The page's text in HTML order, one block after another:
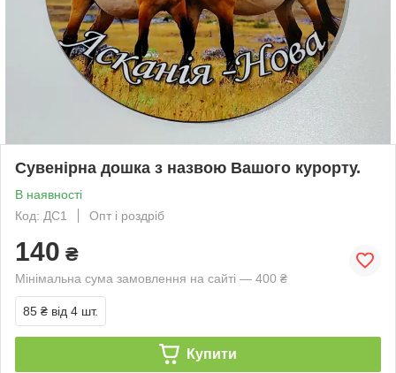
Сувенірна дошка з назвою Вашого курорту.
В наявності
Код: ДС1
Опт і роздріб
140 ₴
Мінімальна сума замовлення на сайті — 400 ₴
85 ₴ від 4 шт.
Купити